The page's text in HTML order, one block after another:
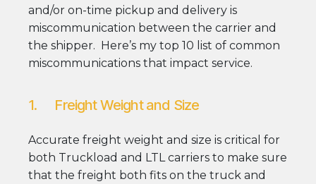
and/or on-time pickup and delivery is
miscommunication between the carrier and
the shipper. Here’s my top 10 list of common
miscommunications that impact service.
1. Freight Weight and Size
Accurate freight weight and size is critical for
both Truckload and LTL carriers to make sure
that the freight both fits on the truck and